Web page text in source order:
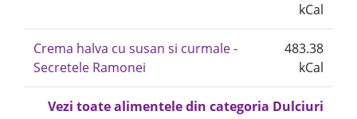
kCal
Crema halva cu susan si curmale -
Secretele Ramonei
483.38
kCal
Vezi toate alimentele din categoria Dulciuri